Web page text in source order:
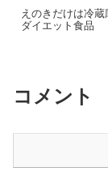
えのきだけは冷
ダイエット食品
コメント